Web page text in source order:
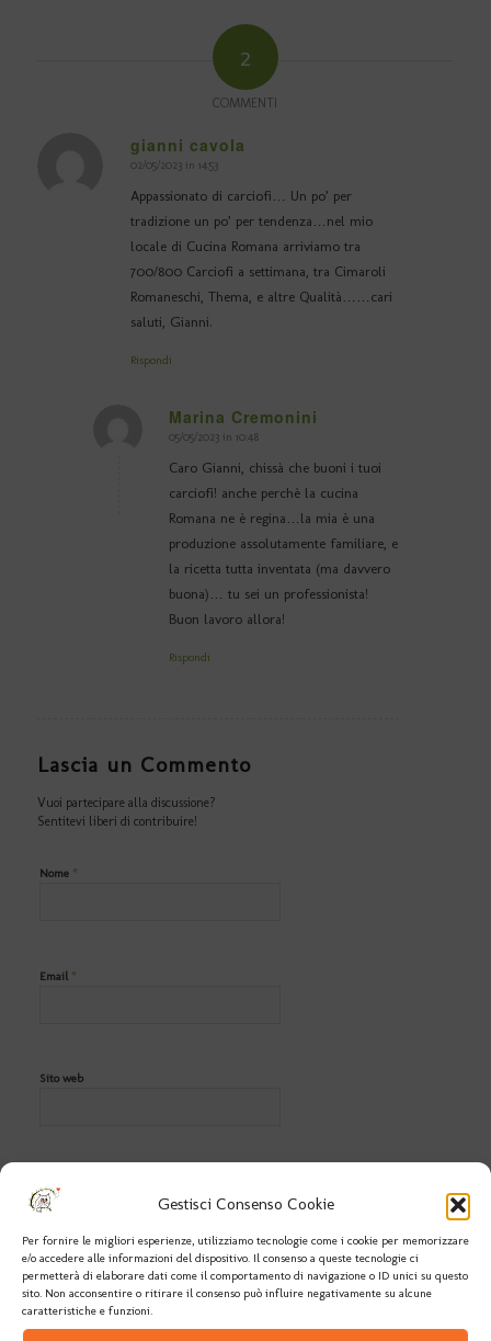
Gestisci Consenso Cookie
Per fornire le migliori esperienze, utilizziamo tecnologie come i cookie per memorizzare
e/o accedere alle informazioni del dispositivo. Il consenso a queste tecnologie ci
permetterà di elaborare dati come il comportamento di navigazione o ID unici su questo
sito. Non acconsentire o ritirare il consenso può influire negativamente su alcune
caratteristiche e funzioni.
2
COMMENTI
gianni cavola
dice:
02/05/2023 in 14:53
Appassionato di carciofi… Un po’ per
tradizione un po’ per tendenza…nel mio
locale di Cucina Romana arriviamo tra
700/800 Carciofi a settimana, tra Cimaroli
Romaneschi, Thema, e altre Qualità……cari
saluti, Gianni.
Rispondi
Marina Cremonini
dice:
05/05/2023 in 10:48
Caro Gianni, chissà che buoni i tuoi
carciofi! anche perchè la cucina
Romana ne è regina…la mia è una
produzione assolutamente familiare, e
la ricetta tutta inventata (ma davvero
buona)… tu sei un professionista!
Buon lavoro allora!
Rispondi
Lascia un Commento
Vuoi partecipare alla discussione?
Sentitevi liberi di contribuire!
Nome *
Email *
Sito web